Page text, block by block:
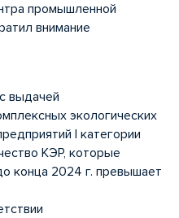
промышленной
внимание
выдачей
экологических
I категории
КЭР, которые
конца 2024 г. превышает